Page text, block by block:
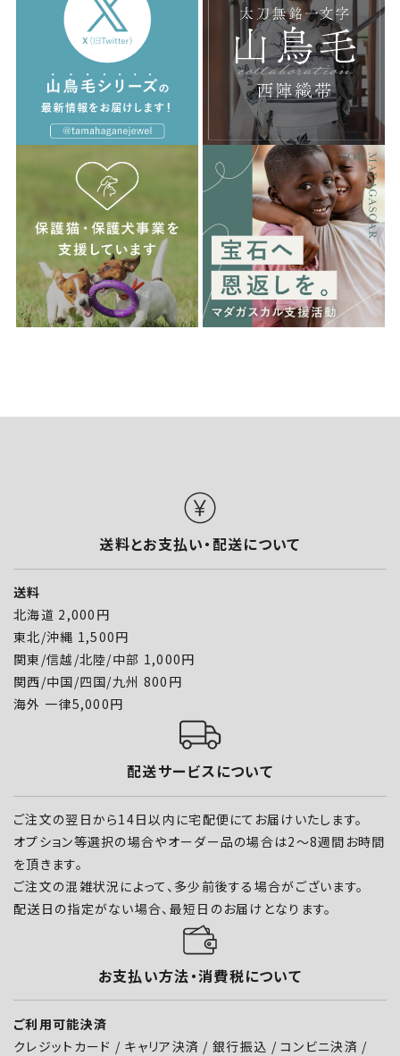
送料とお支払い・配送について
送料
北海道 2,000円
東北/沖縄 1,500円
関東/信越/北陸/中部 1,000円
関西/中国/四国/九州 800円
海外 一律5,000円
配送サービスについて
ご注文の翌日から14日以内に宅配便にてお届けいたします。
オプション等選択の場合やオーダー品の場合は2～8週間お時間
を頂きます。
ご注文の混雑状況によって、多少前後する場合がございます。
配送日の指定がない場合、最短日のお届けとなります。
お支払い方法・消費税について
ご利用可能決済
クレジットカード / キャリア決済 / 銀行振込 / コンビニ決済 /